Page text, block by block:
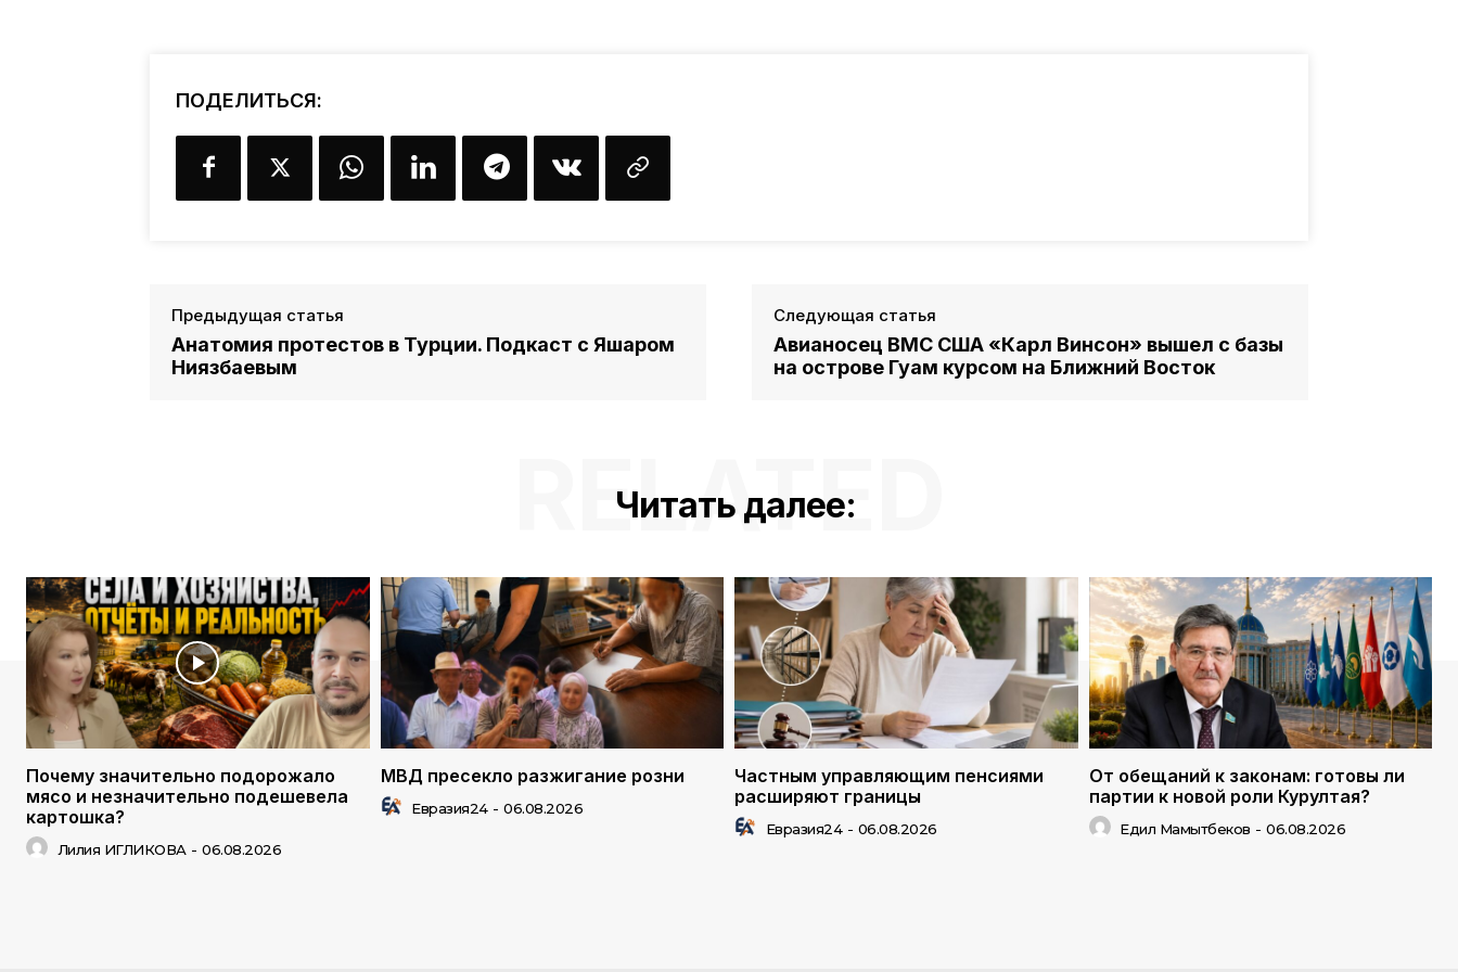
ПОДЕЛИТЬСЯ:
Предыдущая статья
Анатомия протестов в Турции. Подкаст с Яшаром
Ниязбаевым
Следующая статья
Авианосец ВМС США «Карл Винсон» вышел с базы
на острове Гуам курсом на Ближний Восток
Читать далее:
RELATED
Почему значительно подорожало
мясо и незначительно подешевела
картошка?
Лилия ИГЛИКОВА - 06.08.2026
МВД пресекло разжигание розни
Евразия24 - 06.08.2026
Частным управляющим пенсиями
расширяют границы
Евразия24 - 06.08.2026
От обещаний к законам: готовы ли
партии к новой роли Курултая?
Едил Мамытбеков - 06.08.2026